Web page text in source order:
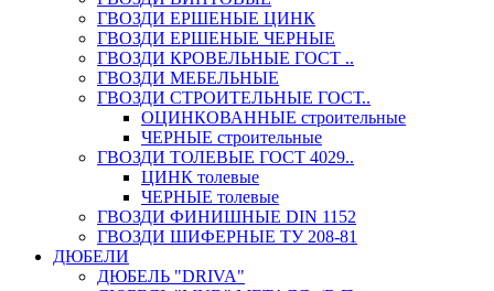
ГВОЗДИ ЕРШЕНЫЕ ЦИНК
ГВОЗДИ ЕРШЕНЫЕ ЧЕРНЫЕ
ГВОЗДИ КРОВЕЛЬНЫЕ ГОСТ ..
ГВОЗДИ МЕБЕЛЬНЫЕ
ГВОЗДИ СТРОИТЕЛЬНЫЕ ГОСТ..
ОЦИНКОВАННЫЕ строительные
ЧЕРНЫЕ строительные
ГВОЗДИ ТОЛЕВЫЕ ГОСТ 4029..
ЦИНК толевые
ЧЕРНЫЕ толевые
ГВОЗДИ ФИНИШНЫЕ DIN 1152
ГВОЗДИ ШИФЕРНЫЕ ТУ 208-81
ДЮБЕЛИ
ДЮБЕЛЬ "DRIVA"